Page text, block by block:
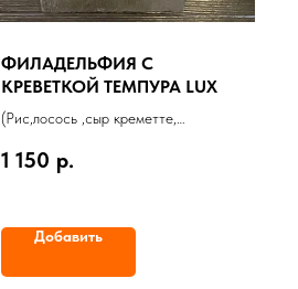
ФИЛАДЕЛЬФИЯ С
КРЕВЕТКОЙ ТЕМПУРА LUX
(Рис,лосось ,сыр креметте,
295 г
1 150 р.
Добавить